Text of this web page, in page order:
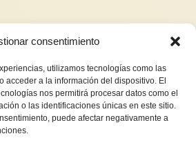
consentimiento
utilizamos tecnologías como las
acceder a la información del dispositivo. El
nos permitirá procesar datos como el
o las identificaciones únicas en este sitio.
puede afectar negativamente a